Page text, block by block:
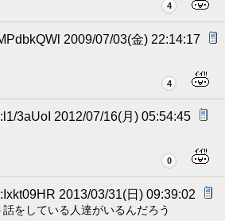
4
2009/07/03(金) 22:14:17
4
3aUoI 2012/07/16(月) 05:54:45
0
2013/03/31(日) 09:39:02
をしている人達がいるんだろう